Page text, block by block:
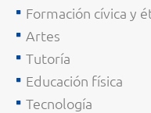
Formación cívica y
Artes
Tutoría
Educación física
Tecnología